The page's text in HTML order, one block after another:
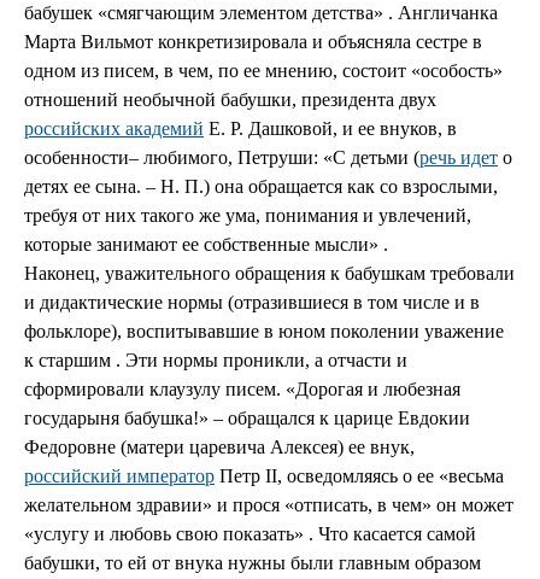
бабушек «смягчающим элементом детства» . Англичанка
Марта Вильмот конкретизировала и объясняла сестре в
одном из писем, в чем, по ее мнению, состоит «особость»
отношений необычной бабушки, президента двух
российских академий Е. Р. Дашковой, и ее внуков, в
особенности– любимого, Петруши: «С детьми (речь идет о
детях ее сына. – Н. П.) она обращается как со взрослыми,
требуя от них такого же ума, понимания и увлечений,
которые занимают ее собственные мысли» .
Наконец, уважительного обращения к бабушкам требовали
и дидактические нормы (отразившиеся в том числе и в
фольклоре), воспитывавшие в юном поколении уважение
к старшим . Эти нормы проникли, а отчасти и
сформировали клаузулу писем. «Дорогая и любезная
государыня бабушка!» – обращался к царице Евдокии
Федоровне (матери царевича Алексея) ее внук,
российский император Петр II, осведомляясь о ее «весьма
желательном здравии» и прося «отписать, в чем» он может
«услугу и любовь свою показать» . Что касается самой
бабушки, то ей от внука нужны были главным образом